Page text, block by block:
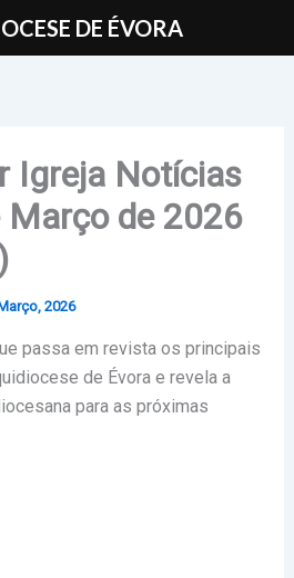
Igreja Notícias
de 2026
2026
passa em revista os principais
de Évora e revela a
para as próximas
DE ÉVORA